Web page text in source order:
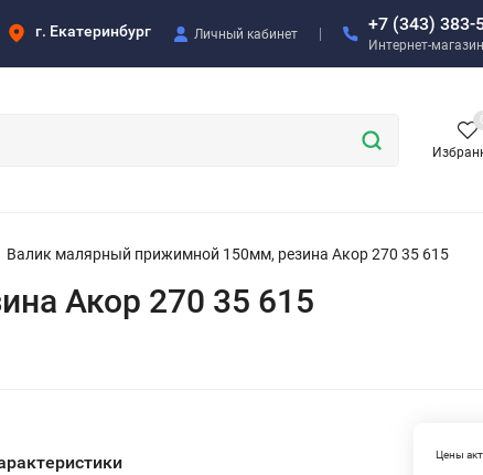
г. Екатеринбург Личный кабинет +7 (343) 383-
Интернет-магазин
0
Валик малярный прижимной 150мм, резина Акор 270 35 615
Акор 270 35 615
Цены